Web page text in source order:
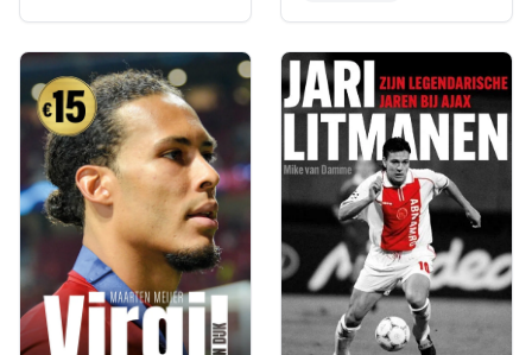
en schreef minutieus
hoorde en meemaakte